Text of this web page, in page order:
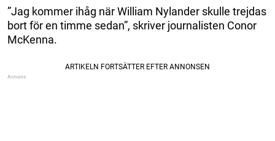
”Jag kommer ihåg när William Nylander skulle trejdas
bort för en timme sedan”, skriver journalisten Conor
McKenna.